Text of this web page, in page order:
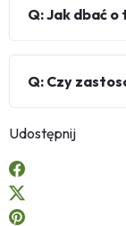
Q: Jak dbać
Q: Czy
Udostępnij